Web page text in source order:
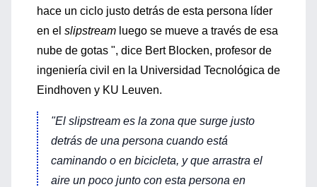
hace un ciclo justo detrás de esta persona líder
en el slipstream luego se mueve a través de esa
nube de gotas ", dice Bert Blocken, profesor de
ingeniería civil en la Universidad Tecnológica de
Eindhoven y KU Leuven.
"El slipstream es la zona que surge justo
detrás de una persona cuando está
caminando o en bicicleta, y que arrastra el
aire un poco junto con esta persona en